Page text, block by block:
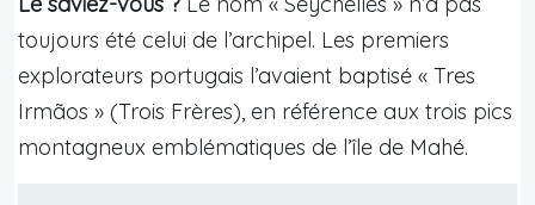
toujours été celui de l’archipel. Les premiers
explorateurs portugais l’avaient baptisé « Tres
Irmãos » (Trois Frères), en référence aux trois pics
montagneux emblématiques de l’île de Mahé.